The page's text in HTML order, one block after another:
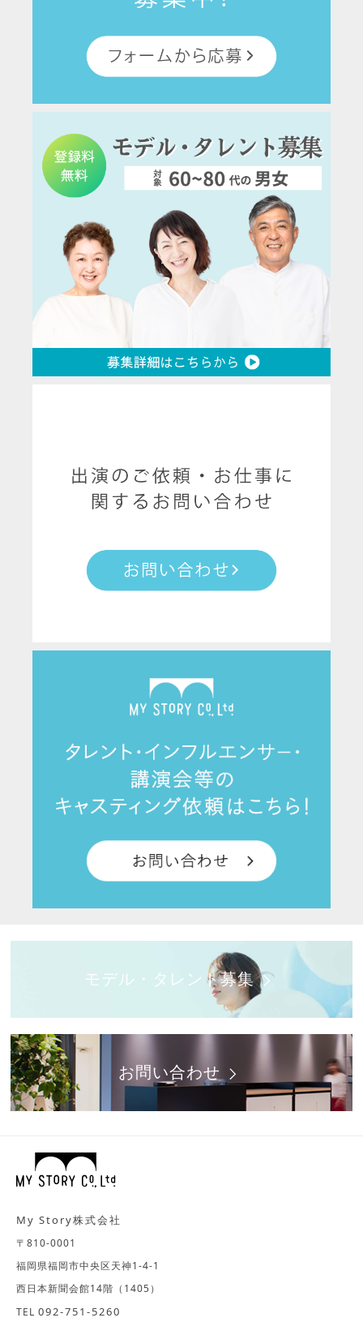
モデル・タレント募集
お問い合わせ
My Story株式会社
〒810-0001
福岡県福岡市中央区天神1-4-1
西日本新聞会館14階（1405）
TEL 092-751-5260